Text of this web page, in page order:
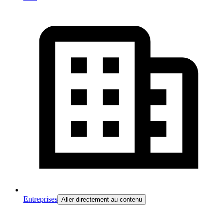
Entreprises Aller directement au contenu